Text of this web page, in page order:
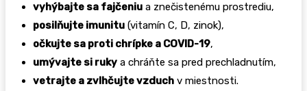
vyhýbajte sa fajčeniu a znečistenému prostrediu,
posilňujte imunitu (vitamín C, D, zinok),
očkujte sa proti chrípke a COVID-19,
umývajte si ruky a chráňte sa pred prechladnutím,
vetrajte a zvlhčujte vzduch v miestnosti.